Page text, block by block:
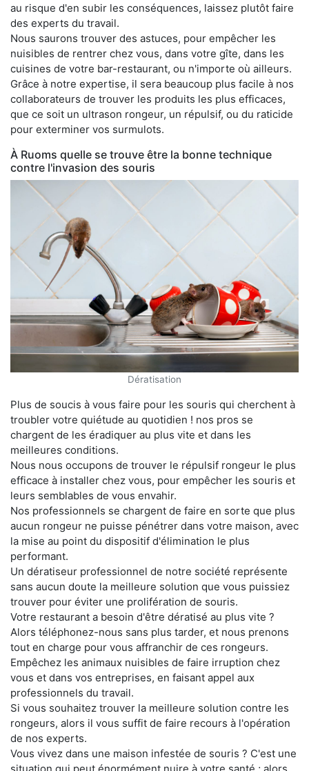
au risque d'en subir les conséquences, laissez plutôt faire
des experts du travail.
Nous saurons trouver des astuces, pour empêcher les
nuisibles de rentrer chez vous, dans votre gîte, dans les
cuisines de votre bar-restaurant, ou n'importe où ailleurs.
Grâce à notre expertise, il sera beaucoup plus facile à nos
collaborateurs de trouver les produits les plus efficaces,
que ce soit un ultrason rongeur, un répulsif, ou du raticide
pour exterminer vos surmulots.
À Ruoms quelle se trouve être la bonne technique
contre l'invasion des souris
Dératisation
Plus de soucis à vous faire pour les souris qui cherchent à
troubler votre quiétude au quotidien ! nos pros se
chargent de les éradiquer au plus vite et dans les
meilleures conditions.
Nous nous occupons de trouver le répulsif rongeur le plus
efficace à installer chez vous, pour empêcher les souris et
leurs semblables de vous envahir.
Nos professionnels se chargent de faire en sorte que plus
aucun rongeur ne puisse pénétrer dans votre maison, avec
la mise au point du dispositif d'élimination le plus
performant.
Un dératiseur professionnel de notre société représente
sans aucun doute la meilleure solution que vous puissiez
trouver pour éviter une prolifération de souris.
Votre restaurant a besoin d'être dératisé au plus vite ?
Alors téléphonez-nous sans plus tarder, et nous prenons
tout en charge pour vous affranchir de ces rongeurs.
Empêchez les animaux nuisibles de faire irruption chez
vous et dans vos entreprises, en faisant appel aux
professionnels du travail.
Si vous souhaitez trouver la meilleure solution contre les
rongeurs, alors il vous suffit de faire recours à l'opération
de nos experts.
Vous vivez dans une maison infestée de souris ? C'est une
situation qui peut énormément nuire à votre santé ; alors